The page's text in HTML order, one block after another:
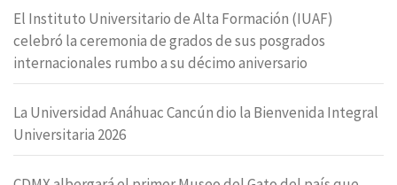
El Instituto Universitario de Alta Formación (IUAF)
celebró la ceremonia de grados de sus posgrados
internacionales rumbo a su décimo aniversario
La Universidad Anáhuac Cancún dio la Bienvenida Integral
Universitaria 2026